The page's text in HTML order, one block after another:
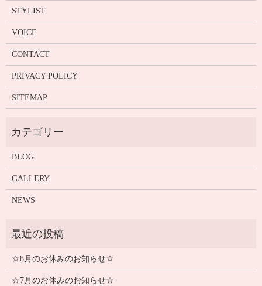
STYLIST
VOICE
CONTACT
PRIVACY POLICY
SITEMAP
BLOG
GALLERY
NEWS
☆8月のお休みのお知らせ☆
☆7月のお休みのお知らせ☆